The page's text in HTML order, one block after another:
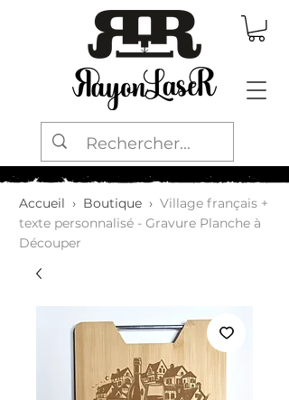
Accueil › Boutique › Village français +
texte personnalisé - Gravure Planche à
Découper